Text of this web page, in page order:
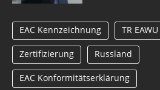
EAC Kennzeichnung TR EAWU
Zertifizierung Russland
EAC Konformitätserklärung